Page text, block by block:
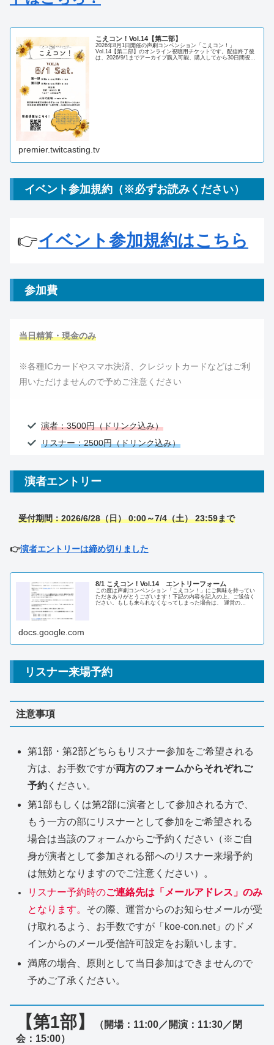
こえコン！Vol.14【第二部】
2026年8月1日開催の声劇コンベンション「こえコン！」
Vol.14【第二部】のオンライン視聴用チケットです。配信終了後
は、2026/9/1までアーカイブ購入可能、購入してから30日間視聴
premier.twitcasting.tv
イベント参加規約（※必ずお読みください）
👉イベント参加規約はこちら
参加費
当日精算・現金のみ
※各種ICカードやスマホ決済、クレジットカードなどはご利
用いただけませんので予めご注意ください
演者：3500円（ドリンク込み）
リスナー：2500円（ドリンク込み）
演者エントリー
受付期間：2026/6/28（日） 0:00～7/4（土） 23:59まで
👉演者エントリーは締め切りました
8/1 こえコン！Vol.14 エントリーフォーム
この度は声劇コンベンション「こえコン！」にご興味を持ってい
ただきありがとうございます！下記の内容を記入の上、ご送信く
ださい。もしも来られなくなってしまった場合は、 運営の
docs.google.com
リスナー来場予約
注意事項
第1部・第2部どちらもリスナー参加をご希望される
方は、お手数ですが両方のフォームからそれぞれご
予約 ください。
第1部もしくは第2部に演者として参加される方で、
もう一方の部にリスナーとして参加をご希望される
場合は当該のフォームからご予約ください（※ご自
身が演者として参加される部へのリスナー来場予約
は無効となりますのでご注意ください）。
リスナー予約時のご連絡先は「メールアドレス」のみ
となります。 その際、運営からのお知らせメールが受
け取れるよう、お手数ですが「koe-con.net」のドメ
インからのメール受信許可設定をお願いします。
満席の場合、原則として当日参加はできませんので
予めご了承ください。
【第1部】
（開場：11:00／開演：11:30／閉
会：15:00）